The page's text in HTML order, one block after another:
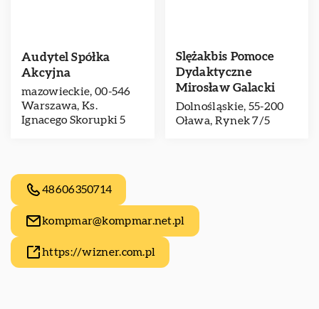
Audytel Spółka
Akcyjna
mazowieckie, 00-546
Warszawa, Ks.
Ignacego Skorupki 5
Slężakbis Pomoce
Dydaktyczne
Mirosław Galacki
Dolnośląskie, 55-200
Oława, Rynek 7/5
48606350714
kompmar@kompmar.net.pl
https://wizner.com.pl